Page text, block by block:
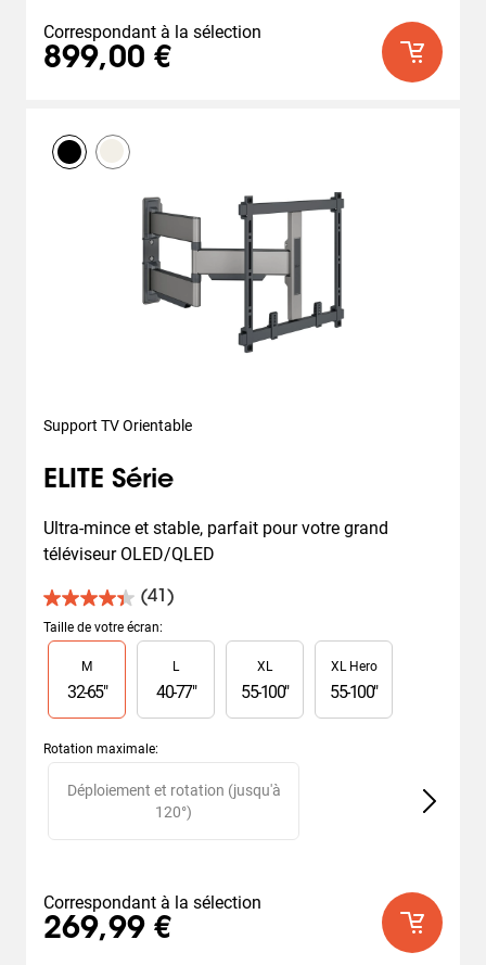
Correspondant à la sélection
899,00 €
Support TV Orientable
ELITE Série
Ultra-mince et stable, parfait pour votre grand
téléviseur OLED/QLED
(41)
4.4
sur
5
étoiles.
avis
Taille de votre écran:
Slide 1 of 4
M
32-65"
L
40-77"
XL
55-100"
XL Hero
55-100"
Rotation maximale:
Slide 1 of 2
Déploiement et rotation (jusqu'à
120°)
Correspondant à la sélection
269,99 €